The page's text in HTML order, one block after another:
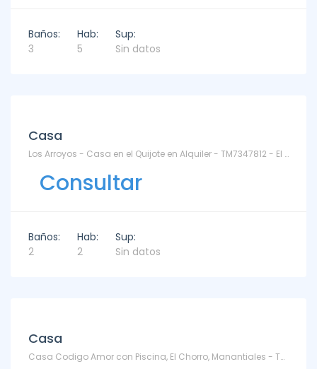
Baños:
3
Hab:
5
Sup:
Sin datos
Casa
Los Arroyos - Casa en el Quijote en Alquiler - TM7347812 - El Quijote
Consultar
Baños:
2
Hab:
2
Sup:
Sin datos
Casa
Casa Codigo Amor con Piscina, El Chorro, Manantiales - TM6653559 - El Chorro